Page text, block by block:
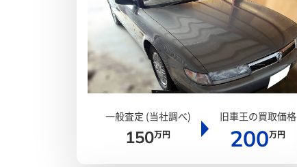
一般査定 (当社調べ)
150万円
旧車王の買取価格
200万円